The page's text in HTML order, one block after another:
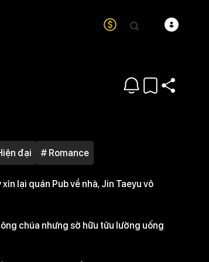
đại # Romance
lại quán Pub về nhà, Jin Taeyu vô
chúa nhưng sở hữu tửu lưởng uống